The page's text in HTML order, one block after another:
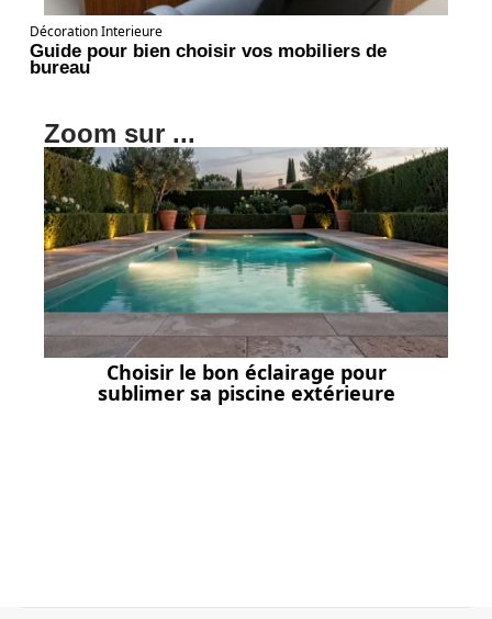
Décoration Interieure
Guide pour bien choisir vos mobiliers de
bureau
Zoom sur ...
Choisir le bon éclairage pour
sublimer sa piscine extérieure